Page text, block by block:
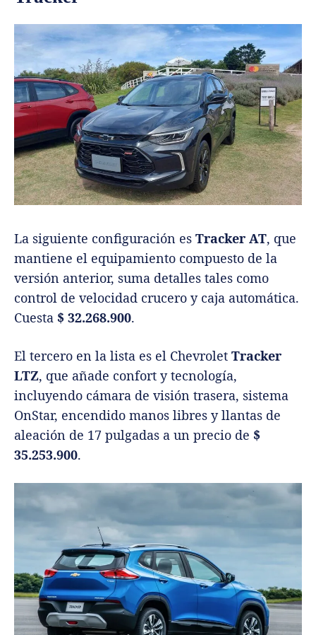
La siguiente configuración es Tracker AT, que
mantiene el equipamiento compuesto de la
versión anterior, suma detalles tales como
control de velocidad crucero y caja automática.
Cuesta $ 32.268.900.
El tercero en la lista es el Chevrolet Tracker
LTZ, que añade confort y tecnología,
incluyendo cámara de visión trasera, sistema
OnStar, encendido manos libres y llantas de
aleación de 17 pulgadas a un precio de $
35.253.900.